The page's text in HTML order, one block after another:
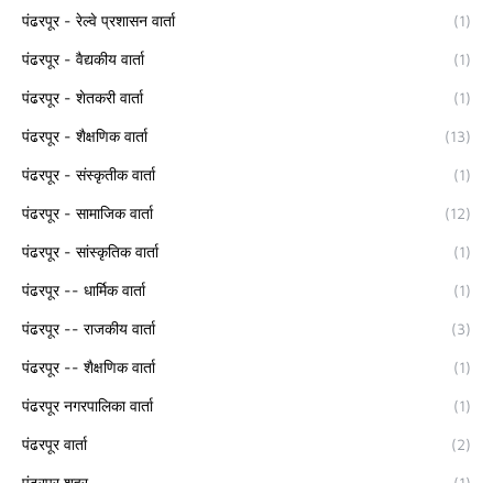
पंढरपूर - रेल्वे प्रशासन वार्ता (1)
पंढरपूर - वैद्यकीय वार्ता (1)
पंढरपूर - शेतकरी वार्ता (1)
पंढरपूर - शैक्षणिक वार्ता (13)
पंढरपूर - संस्कृतीक वार्ता (1)
पंढरपूर - सामाजिक वार्ता (12)
पंढरपूर - सांस्कृतिक वार्ता (1)
पंढरपूर -- धार्मिक वार्ता (1)
पंढरपूर -- राजकीय वार्ता (3)
पंढरपूर -- शैक्षणिक वार्ता (1)
पंढरपूर नगरपालिका वार्ता (1)
पंढरपूर वार्ता (2)